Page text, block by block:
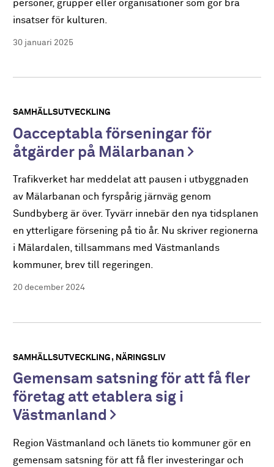
personer, grupper eller organisationer som gör bra
insatser för kulturen.
30 januari 2025
SAMHÄLLSUTVECKLING
Oacceptabla förseningar för
åtgärder på Mälarbanan
Trafikverket har meddelat att pausen i utbyggnaden
av Mälarbanan och fyrspårig järnväg genom
Sundbyberg är över. Tyvärr innebär den nya tidsplanen
en ytterligare försening på tio år. Nu skriver regionerna
i Mälardalen, tillsammans med Västmanlands
kommuner, brev till regeringen.
20 december 2024
SAMHÄLLSUTVECKLING NÄRINGSLIV
Gemensam satsning för att få fler
företag att etablera sig i
Västmanland
Region Västmanland och länets tio kommuner gör en
gemensam satsning för att få fler investeringar och